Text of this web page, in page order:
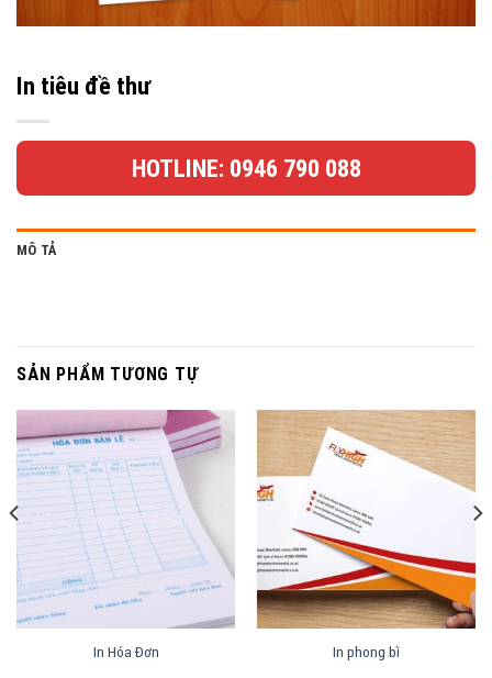
In tiêu đề thư
HOTLINE: 0946 790 088
MÔ TẢ
SẢN PHẨM TƯƠNG TỰ
In Hóa Đơn In phong bì